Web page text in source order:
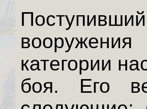
категории
боя. Его